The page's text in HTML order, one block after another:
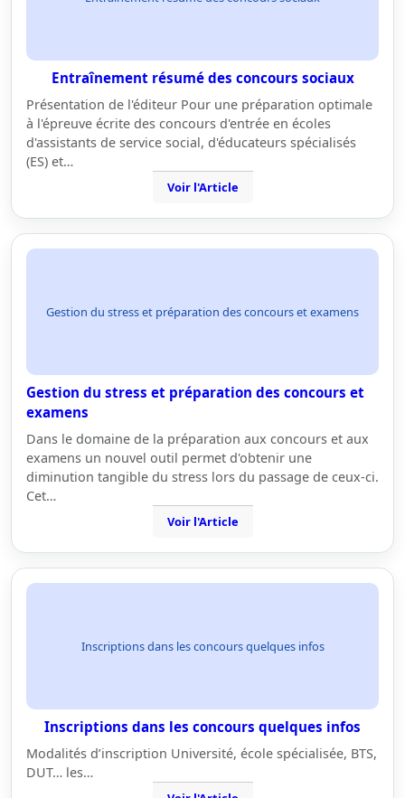
Entraînement résumé des concours sociaux
Présentation de l'éditeur Pour une préparation optimale
à l'épreuve écrite des concours d'entrée en écoles
d'assistants de service social, d'éducateurs spécialisés
(ES) et…
Voir l'Article
Gestion du stress et préparation des concours et examens
Gestion du stress et préparation des concours et
examens
Dans le domaine de la préparation aux concours et aux
examens un nouvel outil permet d'obtenir une
diminution tangible du stress lors du passage de ceux-ci.
Cet…
Voir l'Article
Inscriptions dans les concours quelques infos
Inscriptions dans les concours quelques infos
Modalités d’inscription Université, école spécialisée, BTS,
DUT… les…